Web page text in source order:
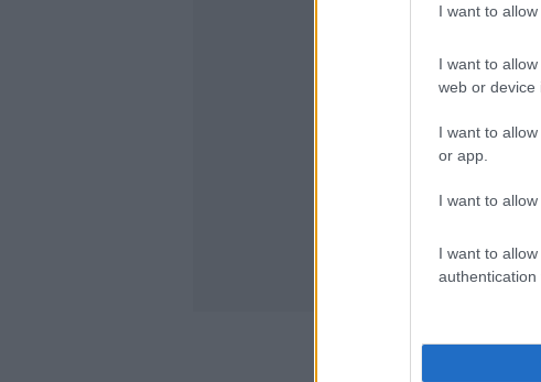
I want to
I want to
web or device
I want to
or app.
I want to
I want to
authentication